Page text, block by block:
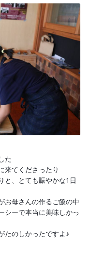
た
来てくださったり
と、とても賑やかな1日
お母さんの作るご飯の中
シーで本当に美味しかっ
たのしかったですよ♪